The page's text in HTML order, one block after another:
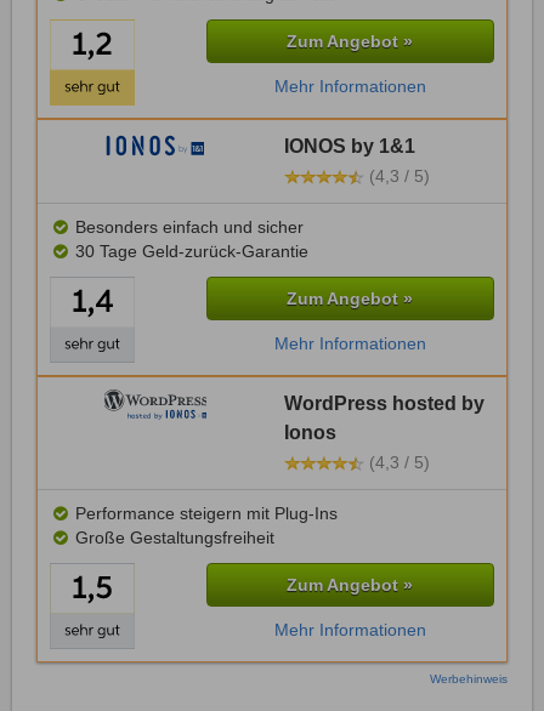
Zum Angebot »
Mehr Informationen
IONOS by 1&1
(4,3 / 5)
Besonders einfach und sicher
30 Tage Geld-zurück-Garantie
Zum Angebot »
Mehr Informationen
WordPress hosted by
Ionos
(4,3 / 5)
Performance steigern mit Plug-Ins
Große Gestaltungsfreiheit
Zum Angebot »
Mehr Informationen
Werbehinweis